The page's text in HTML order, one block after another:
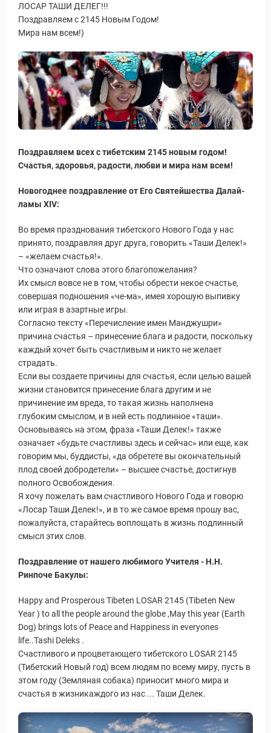
ЛОСАР ТАШИ ДЕЛЕГ!!!
Поздравляем с 2145 Новым Годом!
Мира нам всем!)
Поздравляем всех с тибетским 2145 новым годом!
Счастья, здоровья, радости, любви и мира нам всем!
Новогоднее поздравление от Его Святейшества Далай-
ламы XIV:
Во время празднования тибетского Нового Года у нас
принято, поздравляя друг друга, говорить «Таши Делек!»
– «желаем счастья!».
Что означают слова этого благопожелания?
Их смысл вовсе не в том, чтобы обрести некое счастье,
совершая подношения «че-ма», имея хорошую выпивку
или играя в азартные игры.
Согласно тексту «Перечисление имен Манджушри»
причина счастья – принесение блага и радости, поскольку
каждый хочет быть счастливым и никто не желает
страдать.
Если вы создаете причины для счастья, если целью вашей
жизни становится принесение блага другим и не
причинение им вреда, то такая жизнь наполнена
глубоким смыслом, и в ней есть подлинное «таши».
Основываясь на этом, фраза «Таши Делек!» также
означает «будьте счастливы здесь и сейчас» или еще, как
говорим мы, буддисты, «да обретете вы окончательный
плод своей добродетели» – высшее счастье, достигнув
полного Освобождения.
Я хочу пожелать вам счастливого Нового Года и говорю
«Лосар Таши Делек!», и в то же самое время прошу вас,
пожалуйста, старайтесь воплощать в жизнь подлинный
смысл этих слов.
Поздравление от нашего любимого Учителя - H.H.
Ринпоче Бакулы:
Happy and Prosperous Tibeten LOSAR 2145 (Tibeten New
Year ) to all the people around the globe ,May this year (Earth
Dog) brings lots of Peace and Happiness in everyones
life..Tashi Deleks .
Счастливого и процветающего тибетского LOSAR 2145
(Тибетский Новый год) всем людям по всему миру, пусть в
этом году (Земляная собака) приносит много мира и
счастья в жизникаждого из нас ... Таши Делек.